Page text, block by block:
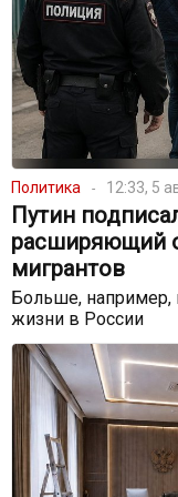
Политика 12:33, 5
Путин
расширяющий
мигрантов
Больше, например,
жизни в России